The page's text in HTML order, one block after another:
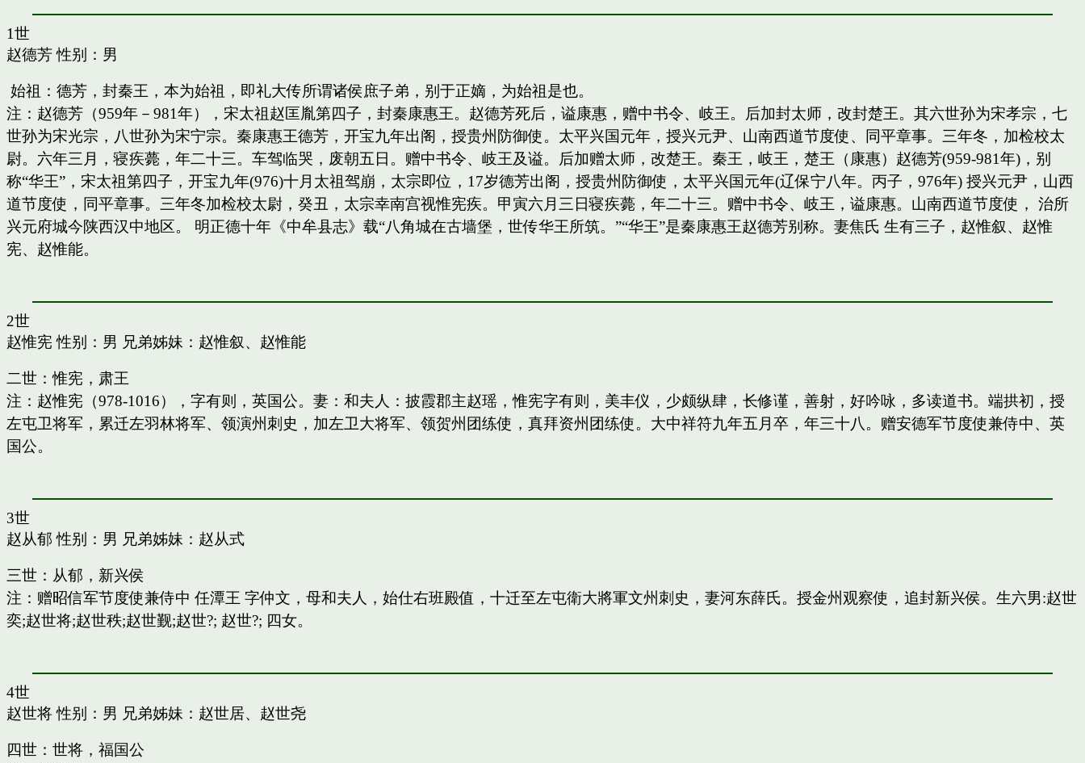
1世
赵德芳性别：男
始祖：德芳，封秦王，本为始祖，即礼大传所谓诸侯庶子弟，别于正嫡，为始祖是也。
注：赵德芳（959年－981年），宋太祖赵匡胤第四子，封秦康惠王。赵德芳死后，谥康惠，赠中书令、岐王。后加封太师，改封楚王。其六世孙为宋孝宗，七
世孙为宋光宗，八世孙为宋宁宗。秦康惠王德芳，开宝九年出阁，授贵州防御使。太平兴国元年，授兴元尹、山南西道节度使、同平章事。三年冬，加检校太
尉。六年三月，寝疾薨，年二十三。车驾临哭，废朝五日。赠中书令、岐王及谥。后加赠太师，改楚王。秦王，岐王，楚王（康惠）赵德芳(959-981年)，别
称“华王”，宋太祖第四子，开宝九年(976)十月太祖驾崩，太宗即位，17岁德芳出阁，授贵州防御使，太平兴国元年(辽保宁八年。丙子，976年) 授兴元尹，山西
道节度使，同平章事。三年冬加检校太尉，癸丑，太宗幸南宫视惟宪疾。甲寅六月三日寝疾薨，年二十三。赠中书令、岐王，谥康惠。山南西道节度使， 治所
兴元府城今陕西汉中地区。 明正德十年《中牟县志》载“八角城在古墙堡，世传华王所筑。”“华王”是秦康惠王赵德芳别称。妻焦氏 生有三子，赵惟叙、赵惟
宪、赵惟能。
2世
赵惟宪 性别：男 兄弟姊妹： 赵惟叙、 赵惟能
二世：惟宪，肃王
注：赵惟宪（978-1016），字有则，英国公。妻：和夫人：披霞郡主赵瑶，惟宪字有则，美丰仪，少颇纵肆，长修谨，善射，好吟咏，多读道书。端拱初，授
左屯卫将军，累迁左羽林将军、领演州刺史，加左卫大将军、领贺州团练使，真拜资州团练使。大中祥符九年五月卒，年三十八。赠安德军节度使兼侍中、英
国公。
3世
赵从郁 性别：男 兄弟姊妹： 赵从式
三世：从郁，新兴侯
注：赠昭信军节度使兼侍中 任潭王 字仲文，母和夫人，始仕右班殿值，十迁至左屯衛大將軍文州刺史，妻河东薛氏。授金州观察使，追封新兴侯。生六男:赵世
奕;赵世将;赵世秩;赵世觐;赵世?; 赵世?; 四女。
4世
赵世将性别：男 兄弟姊妹： 赵世居、 赵世尧
四世：世将，福国公